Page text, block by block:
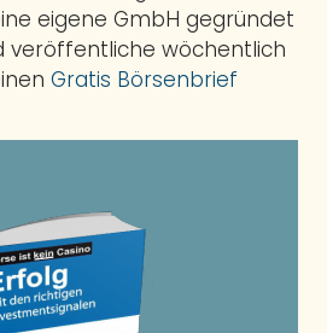
eigene GmbH gegründet
veröffentliche wöchentlich
Gratis Börsenbrief